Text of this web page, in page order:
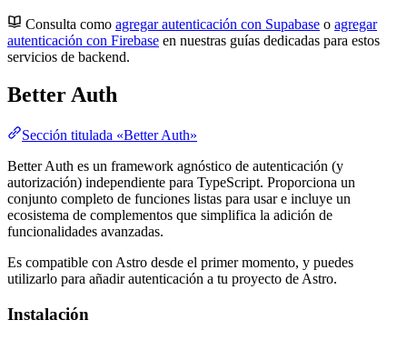
Consulta como agregar autenticación con Supabase o agregar
autenticación con Firebase en nuestras guías dedicadas para estos
servicios de backend.
Better Auth
Sección titulada «Better Auth»
Better Auth es un framework agnóstico de autenticación (y
autorización) independiente para TypeScript. Proporciona un
conjunto completo de funciones listas para usar e incluye un
ecosistema de complementos que simplifica la adición de
funcionalidades avanzadas.
Es compatible con Astro desde el primer momento, y puedes
utilizarlo para añadir autenticación a tu proyecto de Astro.
Instalación